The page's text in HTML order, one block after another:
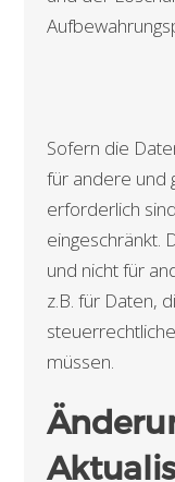
Sofern die
für andere und
erforderlich
eingeschränkt.
und nicht für
z.B. für Daten,
müssen.